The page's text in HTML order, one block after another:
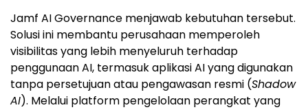
Jamf AI Governance menjawab kebutuhan tersebut.
Solusi ini membantu perusahaan memperoleh
visibilitas yang lebih menyeluruh terhadap
penggunaan AI, termasuk aplikasi AI yang digunakan
tanpa persetujuan atau pengawasan resmi (Shadow
AI). Melalui platform pengelolaan perangkat yang